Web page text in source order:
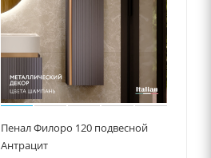
Пенал Филоро 120 подвесной
Антрацит